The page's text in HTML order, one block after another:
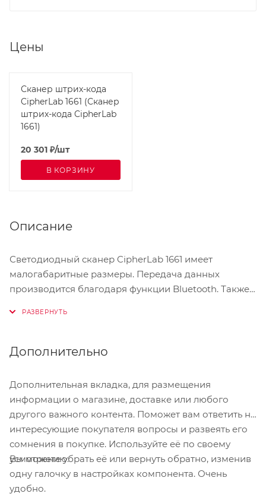
Цены
Сканер штрих-кода
CipherLab 1661 (Сканер
штрих-кода CipherLab
1661)
20 301 ₽/шт
В КОРЗИНУ
Описание
Светодиодный сканер CipherLab 1661 имеет
малогабаритные размеры. Передача данных
производится благодаря функции Bluetooth. Также
действия Bluetooth, сканер использует встроенную
способов считывания: линейный, лазерный и
двухмерный. Возможности данной карманной
модели и крупных сканеров практически схожи,
главное его отличие - компактный размер. Мощные
литий-ионных аккумуляторы позволяют применять
данный сканер круглые сутки. Что повышает
производительно при использовании этого
малыша. CipherLab 1661 являются очень
Дополнительно
Дополнительная вкладка, для размещения
информации о магазине, доставке или любого
другого важного контента. Поможет вам ответить на
интересующие покупателя вопросы и развеять его
сомнения в покупке. Используйте её по своему
усмотрению.
Вы можете убрать её или вернуть обратно, изменив
одну галочку в настройках компонента. Очень
удобно.